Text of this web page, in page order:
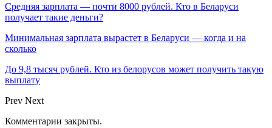
Средняя зарплата — почти 8000 рублей. Кто в Беларуси
получает такие деньги?
Минимальная зарплата вырастет в Беларуси — когда и на
сколько
До 9,8 тысяч рублей. Кто из белорусов может получить такую
выплату
Prev Next
Комментарии закрыты.